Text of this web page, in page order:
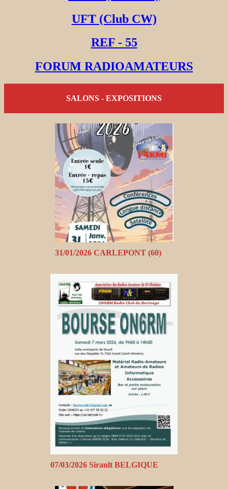
UFT (Club CW)
REF - 55
FORUM RADIOAMATEURS
SALONS - EXPOSITIONS
31/01/2026 CARLEPONT (60)
07/03/2026 Sirault BELGIQUE